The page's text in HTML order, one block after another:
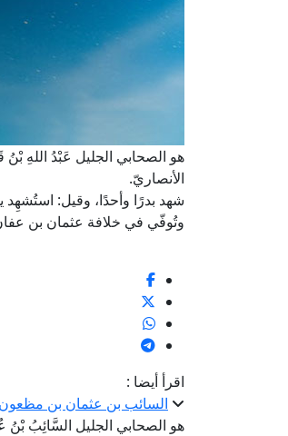
هو الصحابي الجليل عَبْدُ اللهِ
الأنصاريّ.
شهد بدرًا وأحدًا، وقيل:
وتُوفّي في خلافة عثمان بن
اقرأ أيضا :
السائب بن عثمان بن مظعون
هو الصحابي الجليل السَّائِبُ